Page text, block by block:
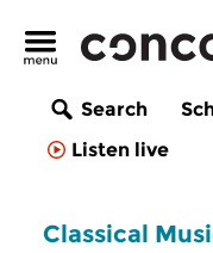
Search
Listen live
Classical